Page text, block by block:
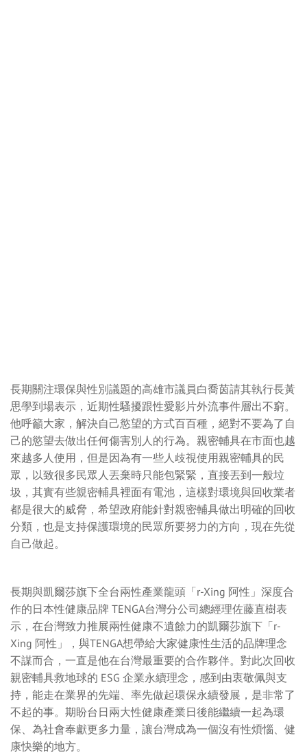
長期關注環保與性別議題的高雄市議員白喬茵請其執行長黃
思學到場表示，近期性騷擾跟性愛影片外流事件層出不窮。
他呼籲大家，解決自己慾望的方式百百種，絕對不要為了自
己的慾望去做出任何傷害別人的行為。親密輔具在市面也越
來越多人使用，但是因為有一些人歧視使用親密輔具的民
眾，以致很多民眾人丟棄時只能包緊緊，直接丟到一般垃
圾，其實有些親密輔具裡面有電池，這樣對環境與回收業者
都是很大的威脅，希望政府能針對親密輔具做出明確的回收
分類，也是支持保護環境的民眾所要努力的方向，現在先從
自己做起。
長期與凱爾莎旗下全台兩性產業龍頭「r-Xing 阿性」深度合
作的日本性健康品牌 TENGA台灣分公司總經理佐藤直樹表
示，在台灣致力推展兩性健康不遺餘力的凱爾莎旗下「r-
Xing 阿性」，與TENGA想帶給大家健康性生活的品牌理念
不謀而合，一直是他在台灣最重要的合作夥伴。對此次回收
親密輔具救地球的 ESG 企業永續理念，感到由衷敬佩與支
持，能走在業界的先端、率先做起環保永續發展，是非常了
不起的事。期盼台日兩大性健康產業日後能繼續一起為環
保、為社會奉獻更多力量，讓台灣成為一個沒有性煩惱、健
康快樂的地方。